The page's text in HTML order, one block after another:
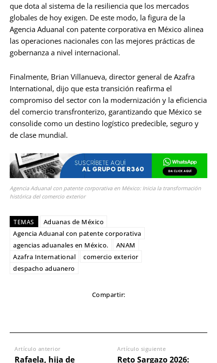
que dota al sistema de la resiliencia que los mercados
globales de hoy exigen. De este modo, la figura de la
Agencia Aduanal con patente corporativa en México alinea
las operaciones nacionales con las mejores prácticas de
gobernanza a nivel internacional.
Finalmente, Brian Villanueva, director general de Azafra
International, dijo que esta transición reafirma el
compromiso del sector con la modernización y la eficiencia
del comercio transfronterizo, garantizando que México se
consolide como un destino logístico predecible, seguro y
de clase mundial.
Agencia Aduanal con patente corporativa en México: Inicia la transformación
histórica del comercio exterior
TEMAS
Aduanas de México
Agencia Aduanal con patente corporativa
agencias aduanales en México.
ANAM
Azafra International
comercio exterior
despacho aduanero
Compartir:
Artículo anterior
Rafaela, hija de
Artículo siguiente
Reto Sargazo 2026: